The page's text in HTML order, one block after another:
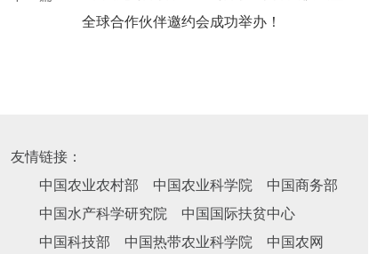
全球合作伙伴邀约会成功举办！
友情链接：
中国农业农村部
中国农业科学院
中国商务部
中国水产科学研究院
中国国际扶贫中心
中国科技部
中国热带农业科学院
中国农网